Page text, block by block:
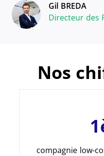
Gil BREDA
Directeur des
Nos
compagnie low-